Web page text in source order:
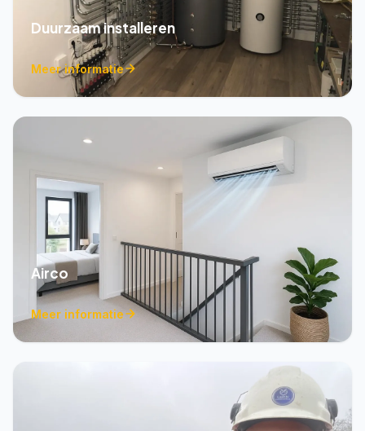
Duurzaam installeren
Meer informatie
Airco
Meer informatie